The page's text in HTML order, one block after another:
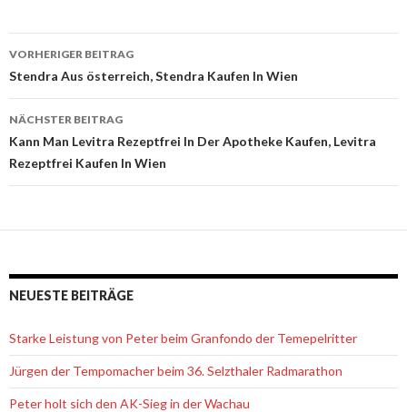
Beitrags-
Navigation
VORHERIGER BEITRAG
Stendra Aus österreich, Stendra Kaufen In Wien
NÄCHSTER BEITRAG
Kann Man Levitra Rezeptfrei In Der Apotheke Kaufen, Levitra
Rezeptfrei Kaufen In Wien
NEUESTE BEITRÄGE
Starke Leistung von Peter beim Granfondo der Temepelritter
Jürgen der Tempomacher beim 36. Selzthaler Radmarathon
Peter holt sich den AK-Sieg in der Wachau